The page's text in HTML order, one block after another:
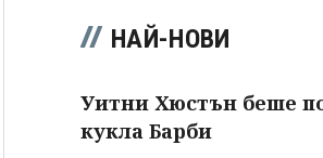
НАЙ-НОВИ
Уитни Хюстън беше
кукла Барби